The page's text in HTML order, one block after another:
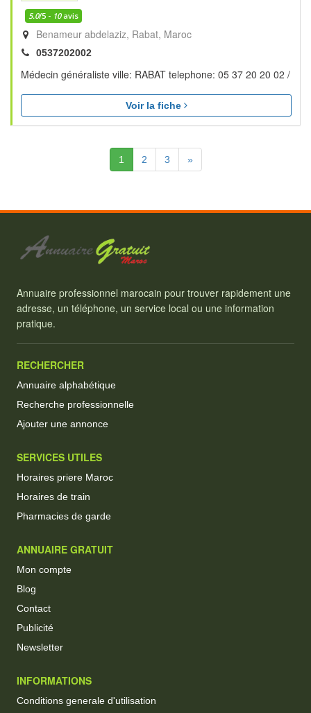
5.0/5 - 10avis
Benameur abdelaziz Rabat Maroc
0537202002
Médecin généraliste ville: RABAT telephone: 05 37 20 20 02 /
Voir la fiche
1 (Actuelle)
2 3 »Suivante
Annuaire professionnel marocain pour trouver rapidement une
adresse, un téléphone, un service local ou une information
pratique.
RECHERCHER
Annuaire alphabétique
Recherche professionnelle
Ajouter une annonce
SERVICES UTILES
Horaires priere Maroc
Horaires de train
Pharmacies de garde
ANNUAIRE GRATUIT
Mon compte
Blog
Contact
Publicité
Newsletter
INFORMATIONS
Conditions generale d'utilisation